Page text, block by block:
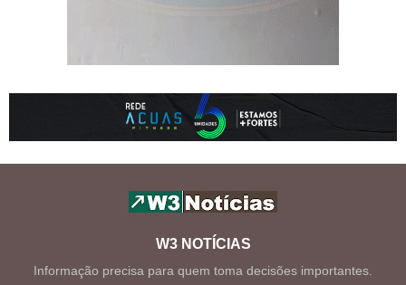
W3 NOTÍCIAS
Informação precisa para quem toma decisões importantes.